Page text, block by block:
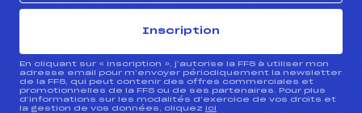
Inscription
En cliquant sur « inscription », j’autorise la FFS à utiliser mon
adresse email pour m’envoyer périodiquement la newsletter
de la FFS, qui peut contenir des offres commerciales et
promotionnelles de la FFS ou de ses partenaires. Pour plus
d’informations sur les modalités d’exercice de vos droits et
la gestion de vos données, cliquez ici